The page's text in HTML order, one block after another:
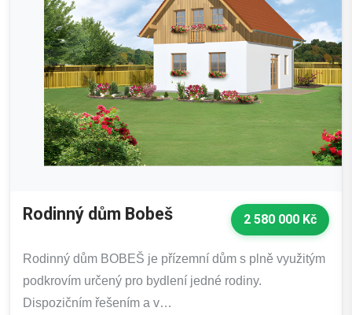
Rodinný dům Bobeš 2 580 000 Kč
Rodinný dům BOBEŠ je přízemní dům s plně využitým
podkrovím určený pro bydlení jedné rodiny.
Dispozičním řešením a v…